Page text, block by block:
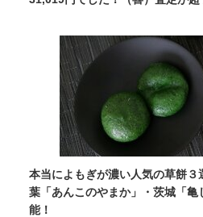
本当によもぎが濃い人気の草餅
葉「あんこのやまか」・茨城「
能！